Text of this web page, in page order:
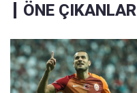
ÖNE ÇIKANLAR